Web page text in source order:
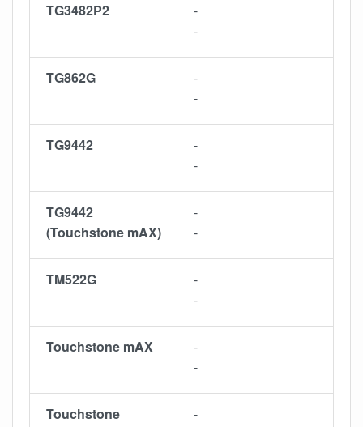
TG3482P2
-
-
TG862G
-
-
TG9442
-
-
TG9442
(Touchstone mAX)
-
-
TM522G
-
-
Touchstone mAX
-
-
Touchstone
-